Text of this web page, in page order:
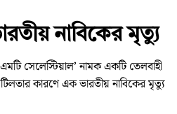
নাবিকের মৃত্যু
সেলেস্টিয়াল’ নামক একটি তেলবাহী
কারণে এক ভারতীয় নাবিকের মৃত্যু